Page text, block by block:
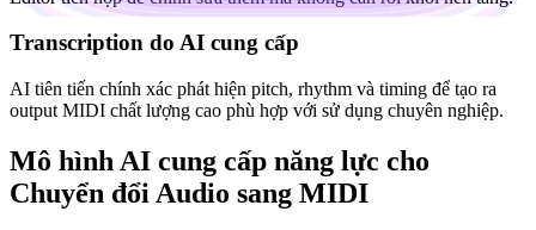
Transcription do AI cung cấp
AI tiên tiến chính xác phát hiện pitch, rhythm và timing để tạo ra
output MIDI chất lượng cao phù hợp với sử dụng chuyên nghiệp.
Mô hình AI cung cấp năng lực cho
Chuyển đổi Audio sang MIDI